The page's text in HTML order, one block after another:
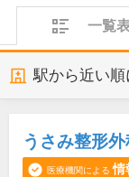
一覧
駅から近い順
うさみ整形
医療機関による 情